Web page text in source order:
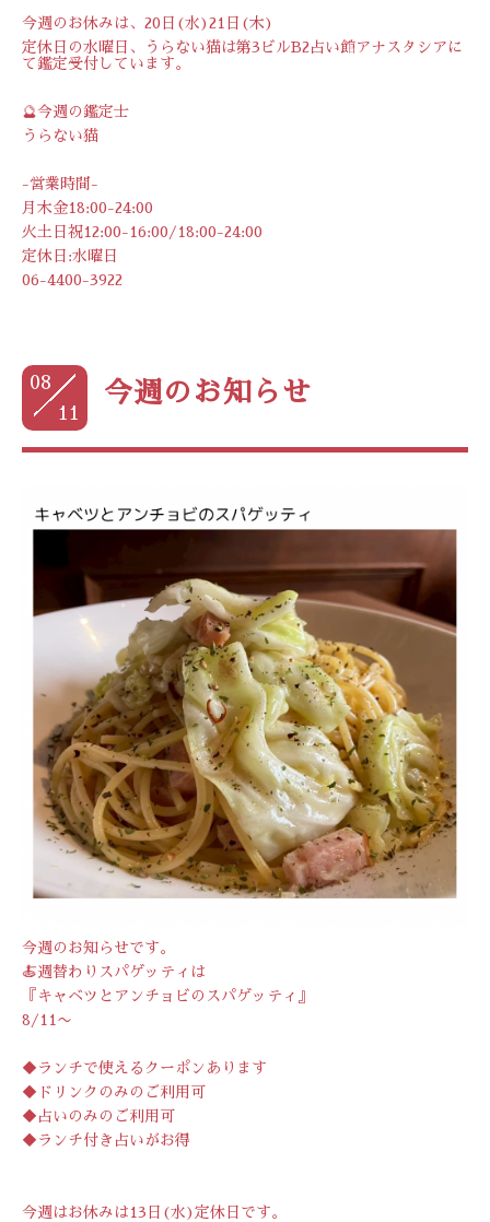
今週のお休みは、20日(水)21日(木)
定休日の水曜日、うらない猫は第3ビルB2占い館アナスタシアに
て鑑定受付しています。
🔮今週の鑑定士
うらない猫
-営業時間-
月木金18:00-24:00
火土日祝12:00-16:00/18:00-24:00
定休日:水曜日
06-4400-3922
08
11
今週のお知らせ
今週のお知らせです。
🍝週替わりスパゲッティは
『キャベツとアンチョビのスパゲッティ』
8/11〜
◆ランチで使えるクーポンあります
◆ドリンクのみのご利用可
◆占いのみのご利用可
◆ランチ付き占いがお得
今週はお休みは13日(水)定休日です。